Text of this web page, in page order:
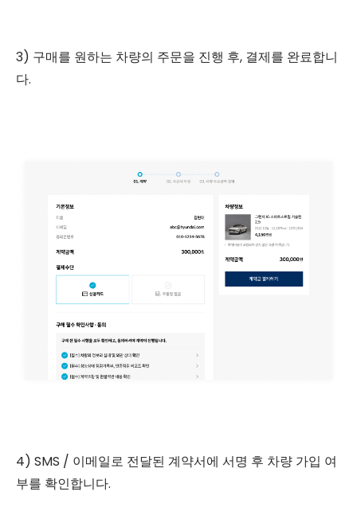
3) 구매를 원하는 차량의 주문을 진행 후, 결제를 완료합니
다.
4) SMS / 이메일로 전달된 계약서에 서명 후 차량 가입 여
부를 확인합니다.